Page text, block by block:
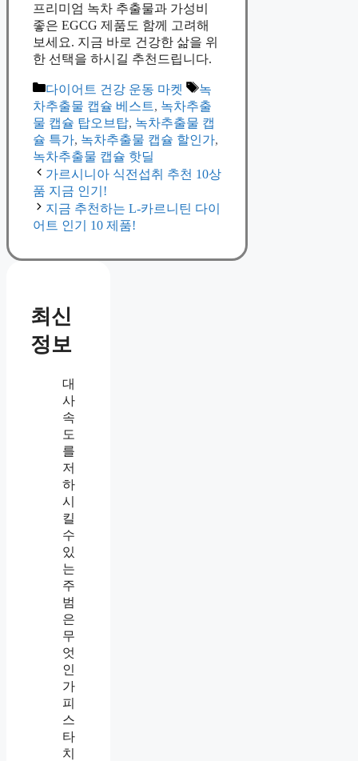
프리미엄 녹차 추출물과 가성비
좋은 EGCG 제품도 함께 고려해
보세요. 지금 바로 건강한 삶을 위
한 선택을 하시길 추천드립니다.
Categories
다이어트 건강 운동 마켓 Tags
녹
차추출물 캡슐 베스트, 녹차추출
물 캡슐 탑오브탑, 녹차추출물 캡
슐 특가, 녹차추출물 캡슐 할인가,
녹차추출물 캡슐 핫딜
가르시니아 식전섭취 추천 10상
품 지금 인기!
지금 추천하는 L-카르니틴 다이
어트 인기 10 제품!
최신
정보
대
사
속
도
를
저
하
시
킬
수
있
는
주
범
은
무
엇
인
가
피
스
타
치